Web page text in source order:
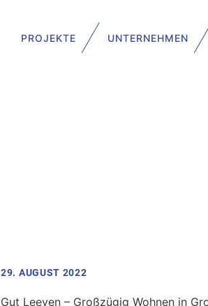
PROJEKTE UNTERNEHMEN
29. AUGUST 2022
Gut Leeven – Großzügig Wohnen in